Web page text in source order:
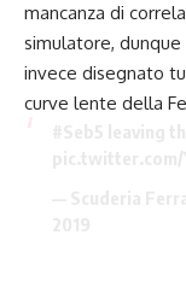
mancanza di
simulatore,
invece disegnato
curve lente della